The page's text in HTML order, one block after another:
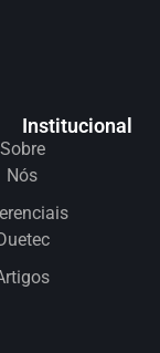
Institucional
Sobre
Nós